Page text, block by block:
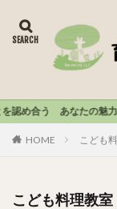
合う あなたの魅力
HOME こども
こども料理教室